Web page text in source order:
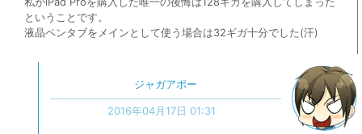
ということです。
液晶ペンタブをメインとして使う場合は32ギガ十分でした(汗)
ジャガアポー
2016年04月17日 01:31